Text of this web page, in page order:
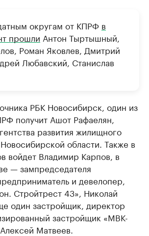
округам от КПРФ в
прошли Антон Тыртышный,
Роман Яковлев, Дмитрий
Любавский, Станислав
РБК Новосибирск, один из
получит Ашот Рафаелян,
развития жилищного
области. Также в
войдет Владимир Карпов, в
— зампредседателя
и девелопер,
Стройтрест 43», Николай
один застройщик, директор
застройщик «МВК-
Матвеев.